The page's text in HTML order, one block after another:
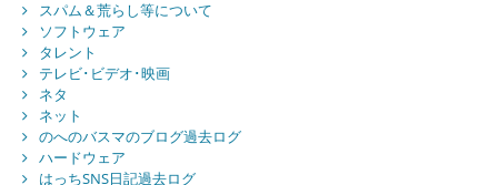
スパム＆荒らし等について
ソフトウェア
タレント
テレビ･ビデオ･映画
ネタ
ネット
のへのバスマのブログ過去ログ
ハードウェア
はっちSNS日記過去ログ